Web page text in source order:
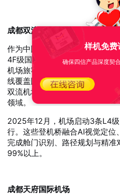
成都双流国际机场
作为中国西南地区重要的航空枢
4F级国际机场、中国八大区域
机场旅客吞吐量为3351.9万人
线覆盖国内外78个国际地区，
双流机场的无人驾驶技术部署
领域。
2025年12月，机场启动3条L4
行。这些登机桥融合AI视觉定位
完成舱门识别、路径规划与精
99%以上。
成都天府国际机场
样机免费
确保四信产品深度契